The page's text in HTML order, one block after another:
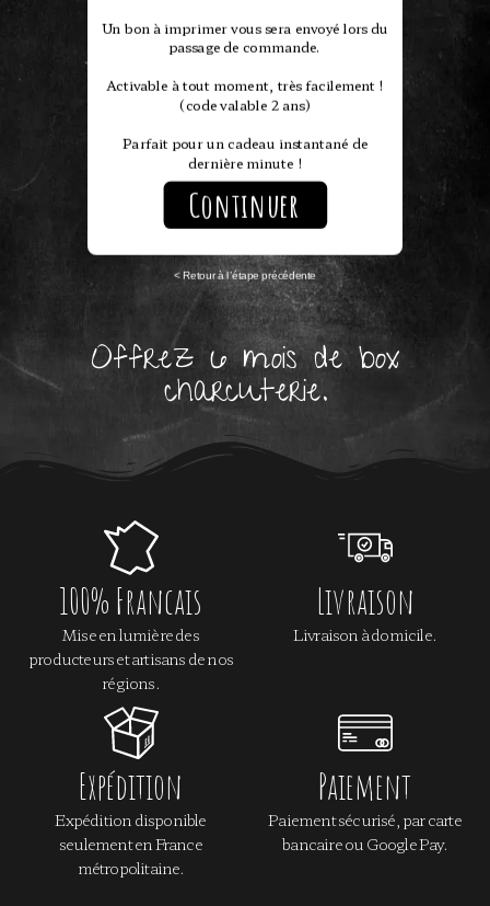
Un bon à imprimer vous sera envoyé lors du
passage de commande.
Activable à tout moment, très facilement !
(code valable 2 ans)
Parfait pour un cadeau instantané de
dernière minute !
Continuer
< Retour à l’étape précédente
Offrez 6 mois de box
charcuterie.
100% Francais
Mise en lumière des
producteurs et artisans de nos
régions.
Livraison
Livraison à domicile.
Expédition
Expédition disponible
seulement en France
métropolitaine.​
Paiement
Paiement sécurisé, par carte
bancaire ou Google Pay.​